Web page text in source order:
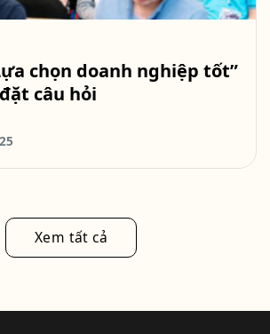
chọn doanh nghiệp tốt”
câu hỏi
Xem tất cả